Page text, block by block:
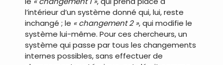
l’intérieur d’un système donné qui, lui, reste
inchangé ; le « changement 2 », qui modifie le
système lui-même. Pour ces chercheurs, un
système qui passe par tous les changements
internes possibles, sans effectuer de